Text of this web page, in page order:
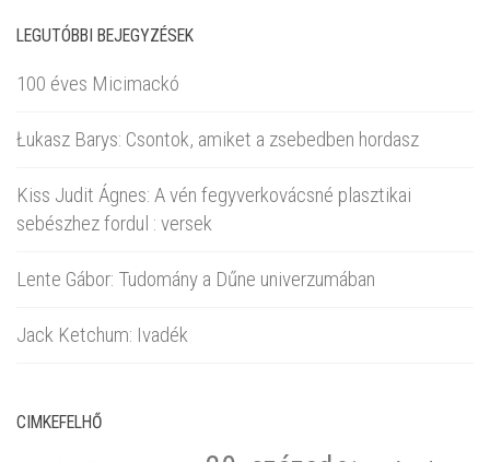
LEGUTÓBBI BEJEGYZÉSEK
100 éves Micimackó
Łukasz Barys: Csontok, amiket a zsebedben hordasz
Kiss Judit Ágnes: A vén fegyverkovácsné plasztikai
sebészhez fordul : versek
Lente Gábor: Tudomány a Dűne univerzumában
Jack Ketchum: Ivadék
CIMKEFELHŐ